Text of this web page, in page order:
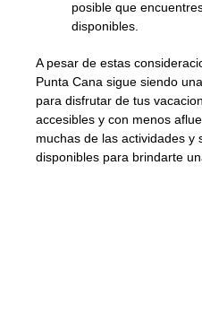
posible que
disponibles.
A pesar de estas
Punta Cana sigue siendo
para disfrutar de tus
accesibles y con menos
muchas de las actividades y
disponibles para brindarte